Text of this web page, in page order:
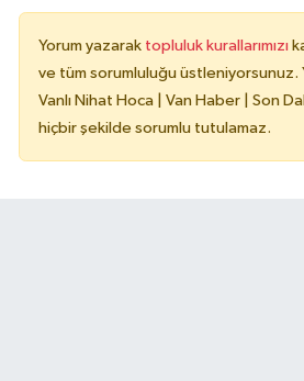
Yorum yazarak topluluk kurallarımızı
ve tüm sorumluluğu üstleniyorsunuz.
Vanlı Nihat Hoca | Van Haber | Son
hiçbir şekilde sorumlu tutulamaz.